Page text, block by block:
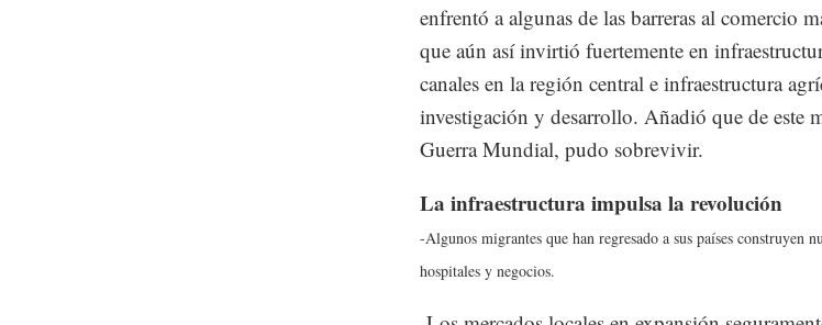
enfrentó a algunas de las barreras al comercio
que aún así invirtió fuertemente en
canales en la región central e infraestructura
investigación y desarrollo. Añadió que de este
Guerra Mundial, pudo sobrevivir.
La infraestructura impulsa la revolución
-Algunos migrantes que han regresado a sus países construyen
hospitales y negocios.